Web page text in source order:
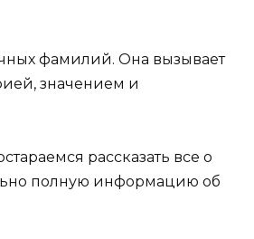
фамилий. Она вызывает
значением и
рассказать все о
полную информацию об